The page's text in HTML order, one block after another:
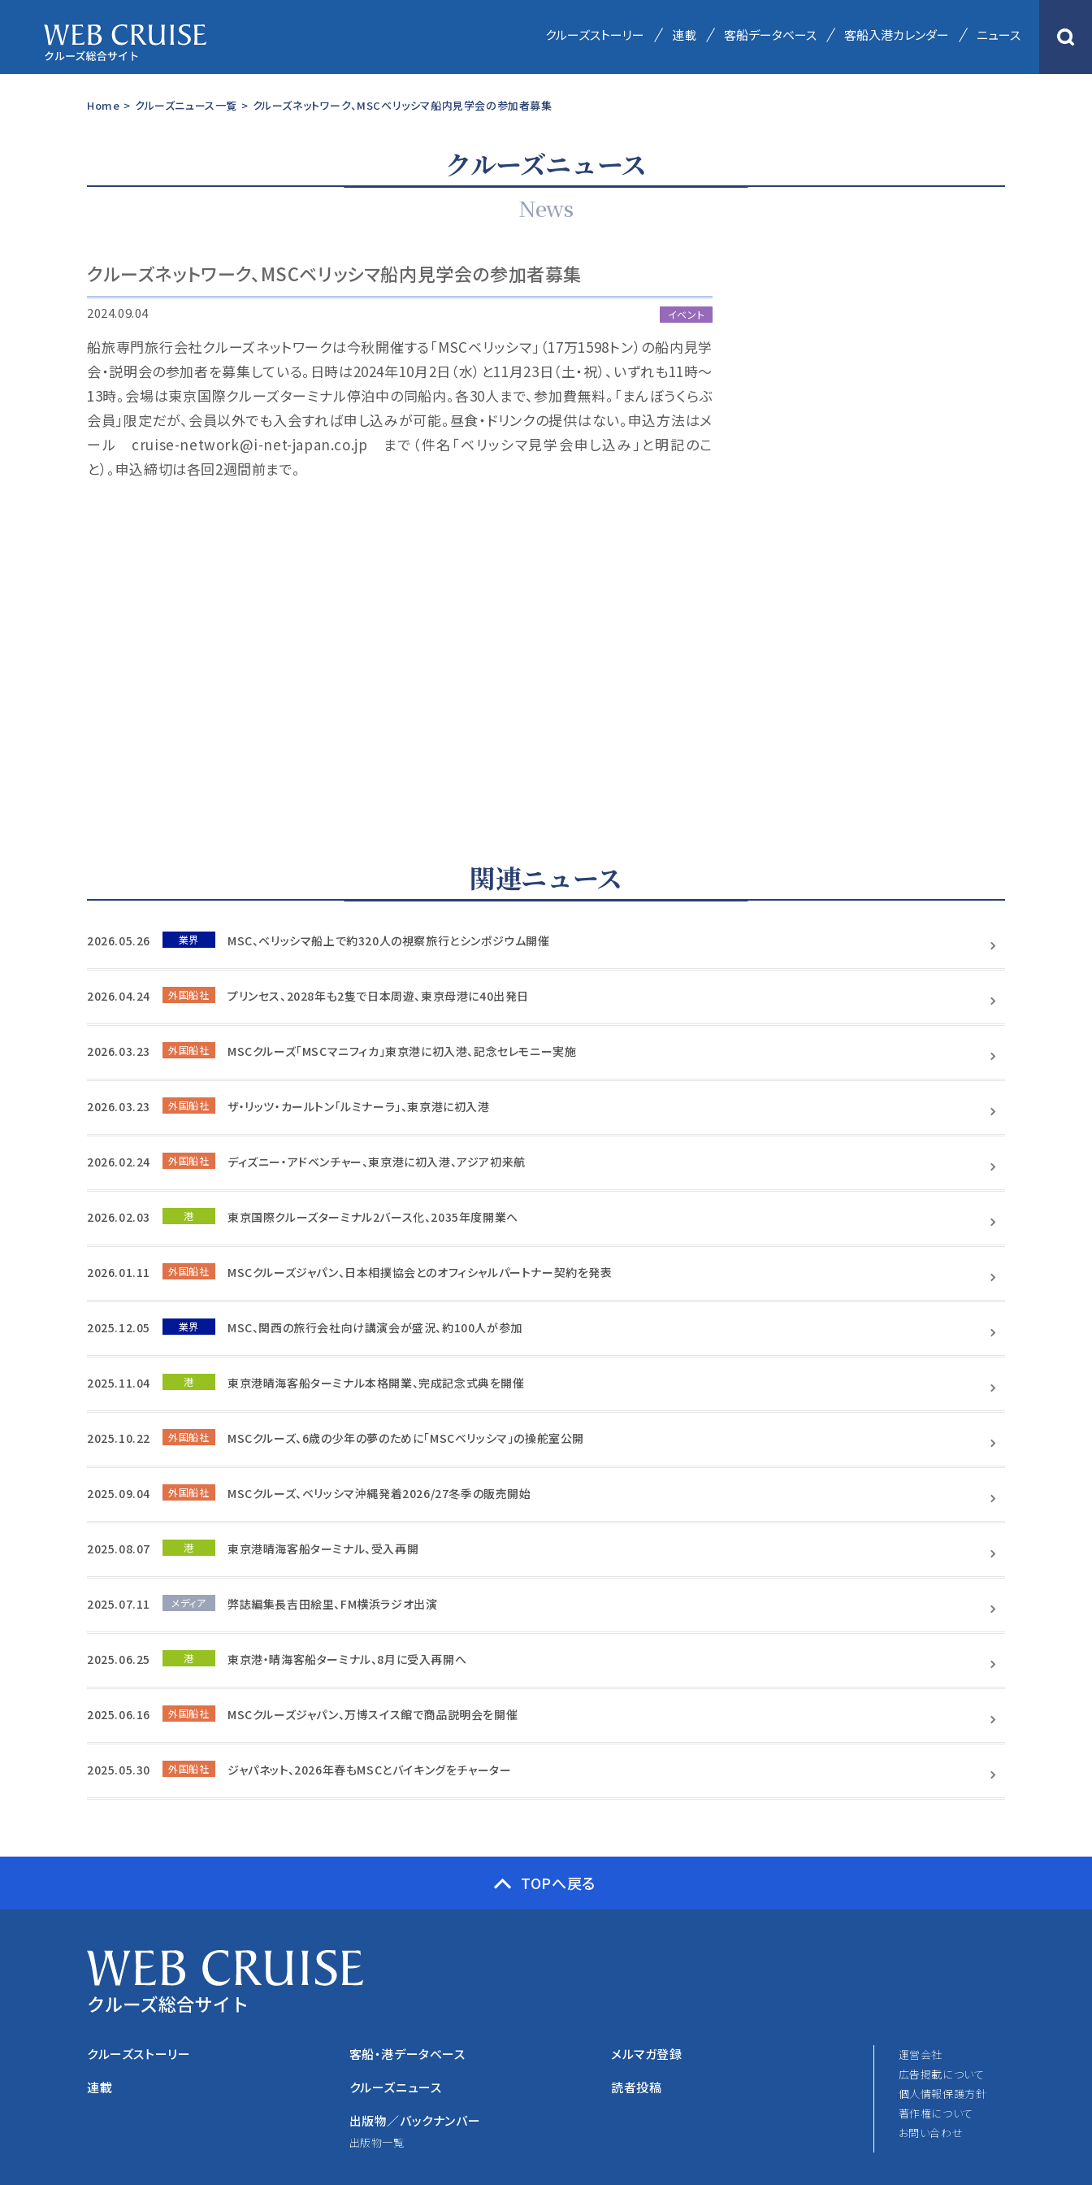
クルーズストーリー 連載 客船データベース 客船入港カレンダー ニュース
Home > クルーズニュース一覧 > クルーズネットワーク、MSCベリッシマ船内見学会の参加者募集
クルーズニュース
News
クルーズネットワーク、MSCベリッシマ船内見学会の参加者募集
2024.09.04 イベント
船旅専門旅行会社クルーズネットワークは今秋開催する「MSCベリッシマ」（17万1598トン）の船内見学
会・説明会の参加者を募集している。日時は2024年10月2日（水）と11月23日（土・祝）、いずれも11時～
13時。会場は東京国際クルーズターミナル停泊中の同船内。各30人まで、参加費無料。「まんぼうくらぶ
会員」限定だが、会員以外でも入会すれば申し込みが可能。昼食・ドリンクの提供はない。申込方法はメ
ール cruise-network@i-net-japan.co.jp まで（件名「ベリッシマ見学会申し込み」と明記のこ
と）。申込締切は各回2週間前まで。
関連ニュース
2026.05.26 業界 MSC、ベリッシマ船上で約320人の視察旅行とシンポジウム開催
2026.04.24 外国船社 プリンセス、2028年も2隻で日本周遊、東京母港に40出発日
2026.03.23 外国船社 MSCクルーズ「MSCマニフィカ」東京港に初入港、記念セレモニー実施
2026.03.23 外国船社 ザ・リッツ・カールトン「ルミナーラ」、東京港に初入港
2026.02.24 外国船社 ディズニー・アドベンチャー、東京港に初入港、アジア初来航
2026.02.03 港 東京国際クルーズターミナル2バース化、2035年度開業へ
2026.01.11 外国船社 MSCクルーズジャパン、日本相撲協会とのオフィシャルパートナー契約を発表
2025.12.05 業界 MSC、関西の旅行会社向け講演会が盛況、約100人が参加
2025.11.04 港 東京港晴海客船ターミナル本格開業、完成記念式典を開催
2025.10.22 外国船社 MSCクルーズ、6歳の少年の夢のために「MSCベリッシマ」の操舵室公開
2025.09.04 外国船社 MSCクルーズ、ベリッシマ沖縄発着2026/27冬季の販売開始
2025.08.07 港 東京港晴海客船ターミナル、受入再開
2025.07.11 メディア 弊誌編集長吉田絵里、FM横浜ラジオ出演
2025.06.25 港 東京港・晴海客船ターミナル、8月に受入再開へ
2025.06.16 外国船社 MSCクルーズジャパン、万博スイス館で商品説明会を開催
2025.05.30 外国船社 ジャパネット、2026年春もMSCとバイキングをチャーター
TOPへ戻る
クルーズストーリー
連載
客船・港データベース
クルーズニュース
出版物／バックナンバー
出版物一覧
メルマガ登録
読者投稿
運営会社
広告掲載について
個人情報保護方針
著作権について
お問い合わせ